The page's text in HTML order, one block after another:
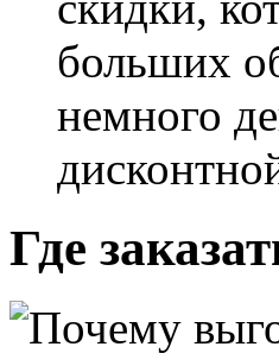
больших
немного
Где